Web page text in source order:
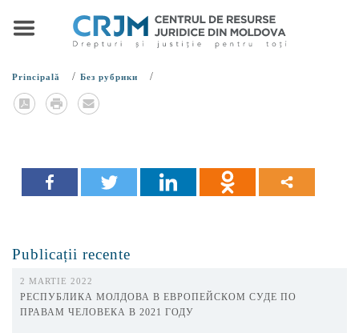
Principală / Без рубрики /
Publicații recente
2 MARTIE 2022
РЕСПУБЛИКА МОЛДОВА В ЕВРОПЕЙСКОМ СУДЕ ПО
ПРАВАМ ЧЕЛОВЕКА В 2021 ГОДУ